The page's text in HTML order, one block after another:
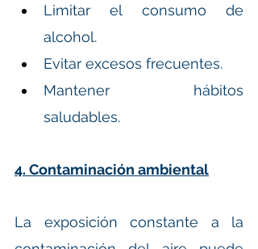
Limitar el consumo de
alcohol.
Evitar excesos frecuentes.
Mantener hábitos
saludables.
4. Contaminación ambiental
La exposición constante a la